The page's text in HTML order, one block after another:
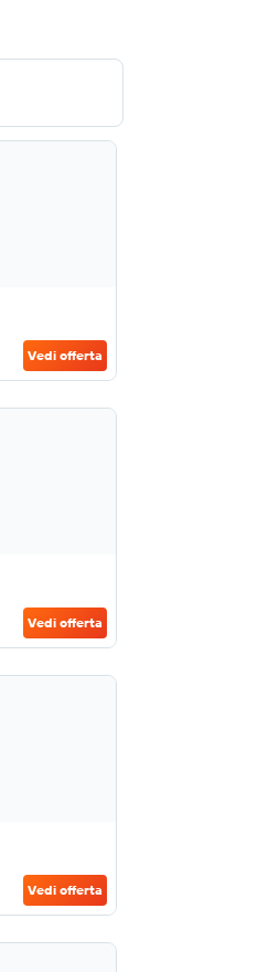
Vedi offerta
Vedi offerta
Vedi offerta